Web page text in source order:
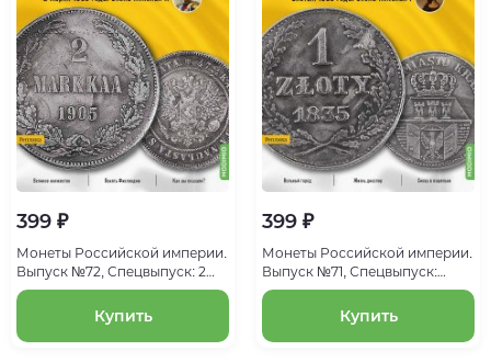
399 ₽
Монеты Российской империи.
Выпуск №72, Спецвыпуск: 2
марки 1905 года. Эпоха
Купить
399 ₽
Монеты Российской империи.
Выпуск №71, Спецвыпуск:
Злотый 1835 года. Эпоха
Купить